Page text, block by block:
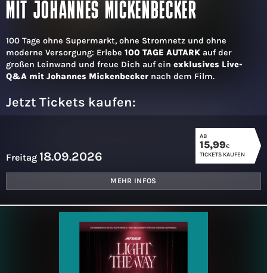
MIT JOHANNES MICKENBECKER
100 Tage ohne Supermarkt, ohne Stromnetz und ohne
moderne Versorgung: Erlebe 100 TAGE AUTARK auf der
großen Leinwand und freue Dich auf ein exklusives Live-
Q&A mit Johannes Mickenbecker nach dem Film.
Jetzt Tickets kaufen:
Freitag 18.09.2026
AB
15,99€
TICKETS KAUFEN
MEHR INFOS